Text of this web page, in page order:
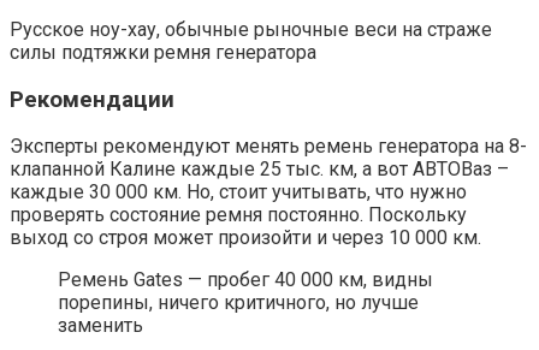
Русское ноу-хау, обычные рыночные веси на страже
силы подтяжки ремня генератора
Рекомендации
Эксперты рекомендуют менять ремень генератора на 8-
клапанной Калине каждые 25 тыс. км, а вот АВТОВаз –
каждые 30 000 км. Но, стоит учитывать, что нужно
проверять состояние ремня постоянно. Поскольку
выход со строя может произойти и через 10 000 км.
Ремень Gates — пробег 40 000 км, видны
порепины, ничего критичного, но лучше
заменить